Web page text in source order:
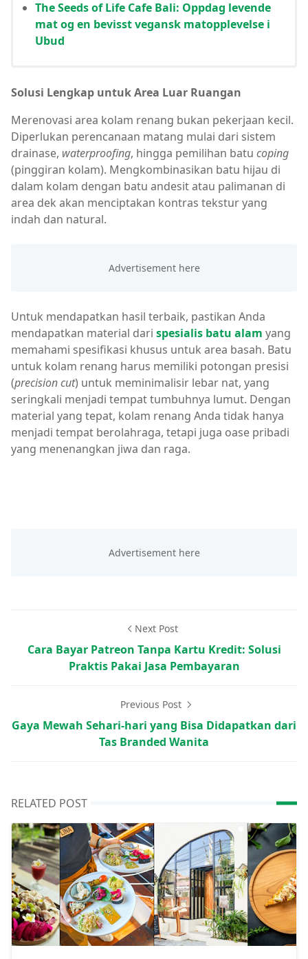
The Seeds of Life Cafe Bali: Oppdag levende
mat og en bevisst vegansk matopplevelse i
Ubud
Solusi Lengkap untuk Area Luar Ruangan
Merenovasi area kolam renang bukan pekerjaan kecil.
Diperlukan perencanaan matang mulai dari sistem
drainase, waterproofing, hingga pemilihan batu coping
(pinggiran kolam). Mengkombinasikan batu hijau di
dalam kolam dengan batu andesit atau palimanan di
area dek akan menciptakan kontras tekstur yang
indah dan natural.
Untuk mendapatkan hasil terbaik, pastikan Anda
mendapatkan material dari spesialis batu alam yang
memahami spesifikasi khusus untuk area basah. Batu
untuk kolam renang harus memiliki potongan presisi
(precision cut) untuk meminimalisir lebar nat, yang
seringkali menjadi tempat tumbuhnya lumut. Dengan
material yang tepat, kolam renang Anda tidak hanya
menjadi tempat berolahraga, tetapi juga oase pribadi
yang menenangkan jiwa dan raga.
Next Post
Cara Bayar Patreon Tanpa Kartu Kredit: Solusi
Praktis Pakai Jasa Pembayaran
Previous Post
Gaya Mewah Sehari-hari yang Bisa Didapatkan dari
Tas Branded Wanita
RELATED POST